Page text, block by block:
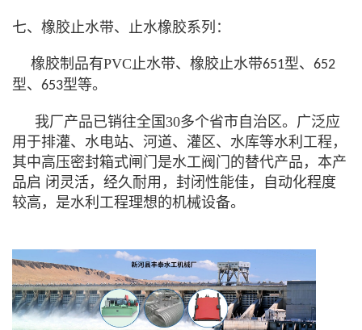
七、橡胶止水带、止水橡胶系列：
橡胶制品有PVC止水带、 橡胶止水带651型、 652
型、 653型等。
我厂产品已销往全国30多个省市自治区。广泛应
用于排灌、水电站、河道、灌区、水库等水利工程，
其中高压密封箱式闸门是水工阀门的替代产品，本产
品启 闭灵活，经久耐用，封闭性能佳，自动化程度
较高，是水利工程理想的机械设备。